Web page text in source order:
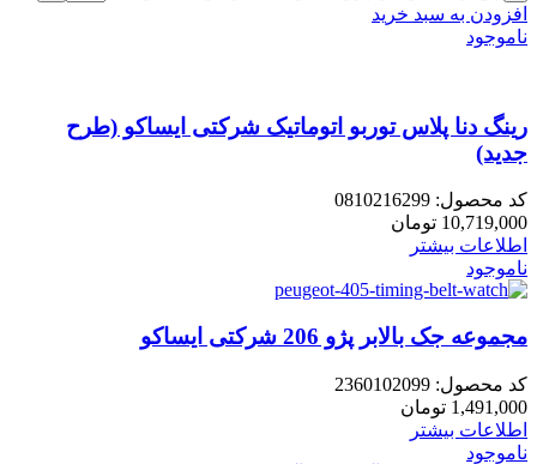
افزودن به سبد خرید
ناموجود
رینگ دنا پلاس توربو اتوماتیک شرکتی ایساکو (طرح
جدید)
کد محصول: 0810216299
10,719,000 تومان
اطلاعات بیشتر
ناموجود
مجموعه جک بالابر پژو 206 شرکتی ایساکو
کد محصول: 2360102099
1,491,000 تومان
اطلاعات بیشتر
ناموجود